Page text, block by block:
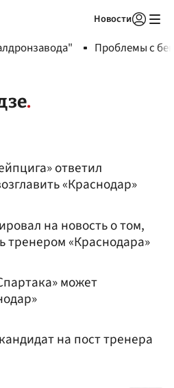
Новости
Проблемы с
ответил
«Краснодар»
на новость о том,
тренером «Краснодара»
может
на пост тренера